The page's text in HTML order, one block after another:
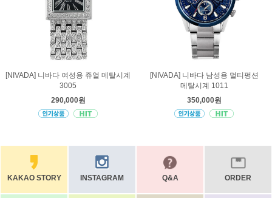
[NIVADA] 니바다 여성용 쥬얼 메탈시계
3005
290,000원
[NIVADA] 니바다 남성용 멀티펑션
메탈시계 1011
350,000원
KAKAO STORY INSTAGRAM Q&A ORDER